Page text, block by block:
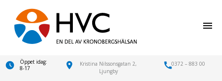
menu
Öppet idag:
8-17
location_on
Kristina Nilssonsgatan 2,
Ljungby
call0372 – 883 00